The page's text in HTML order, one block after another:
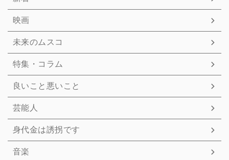
映画
未来のムスコ
特集・コラム
良いこと悪いこと
芸能人
身代金は誘拐です
音楽